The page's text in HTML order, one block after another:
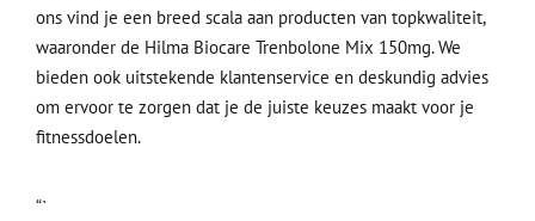
ons vind je een breed scala aan producten van topkwaliteit,
waaronder de Hilma Biocare Trenbolone Mix 150mg. We
bieden ook uitstekende klantenservice en deskundig advies
om ervoor te zorgen dat je de juiste keuzes maakt voor je
fitnessdoelen.
“`